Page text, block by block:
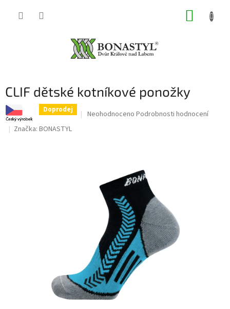
CLIF dětské kotníkové ponožky
Doprodej
Průměrné
hvězdiček.
Neohodnoceno Podrobnosti hodnocení
Značka: BONASTYL